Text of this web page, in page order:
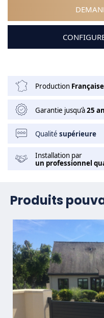
Production Française
Garantie jusqu’à25
Qualité supérieure
Installation par
un professionnel
Produits